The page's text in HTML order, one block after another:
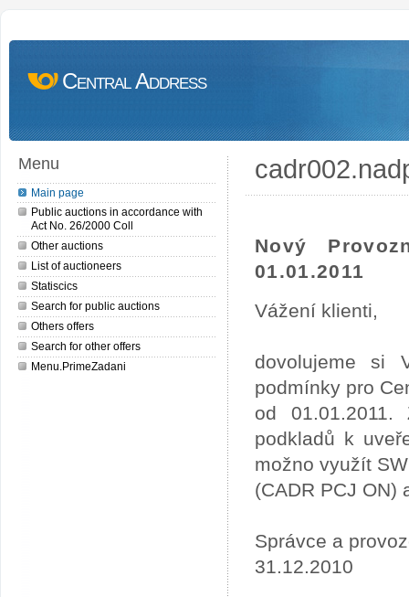
Central Address
Menu
Main page
Public auctions in accordance with
Act No. 26/2000 Coll
Other auctions
List of auctioneers
Statiscics
Search for public auctions
Others offers
Search for other offers
Menu.PrimeZadani
Nový
01.01.2011
Vážení klienti,
dovolujeme si
podmínky pro
od 01.01.2011.
podkladů k
možno využít
(CADR PCJ ON)
Správce a
31.12.2010